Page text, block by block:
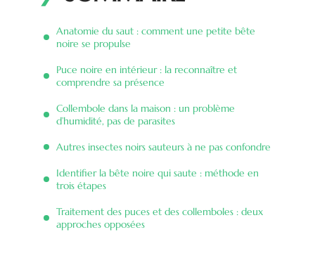
Anatomie du saut : comment une petite bête
noire se propulse
Puce noire en intérieur : la reconnaître et
comprendre sa présence
Collembole dans la maison : un problème
d’humidité, pas de parasites
Autres insectes noirs sauteurs à ne pas confondre
Identifier la bête noire qui saute : méthode en
trois étapes
Traitement des puces et des collemboles : deux
approches opposées